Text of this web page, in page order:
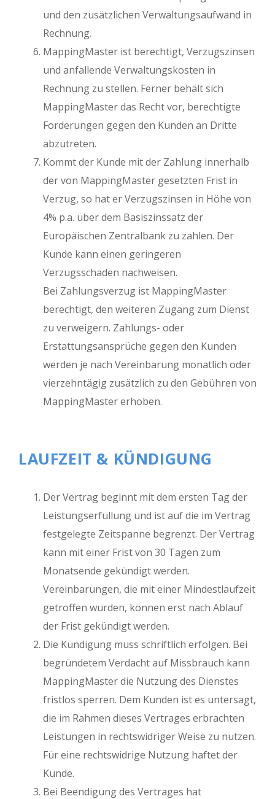
und den zusätzlichen Verwaltungsaufwand in
Rechnung.
MappingMaster ist berechtigt, Verzugszinsen
und anfallende Verwaltungskosten in
Rechnung zu stellen. Ferner behält sich
MappingMaster das Recht vor, berechtigte
Forderungen gegen den Kunden an Dritte
abzutreten.
Kommt der Kunde mit der Zahlung innerhalb
der von MappingMaster gesetzten Frist in
Verzug, so hat er Verzugszinsen in Höhe von
4% p.a. über dem Basiszinssatz der
Europäischen Zentralbank zu zahlen. Der
Kunde kann einen geringeren
Verzugsschaden nachweisen.
Bei Zahlungsverzug ist MappingMaster
berechtigt, den weiteren Zugang zum Dienst
zu verweigern. Zahlungs- oder
Erstattungsansprüche gegen den Kunden
werden je nach Vereinbarung monatlich oder
vierzehntägig zusätzlich zu den Gebühren von
MappingMaster erhoben.
LAUFZEIT & KÜNDIGUNG
Der Vertrag beginnt mit dem ersten Tag der
Leistungserfüllung und ist auf die im Vertrag
festgelegte Zeitspanne begrenzt. Der Vertrag
kann mit einer Frist von 30 Tagen zum
Monatsende gekündigt werden.
Vereinbarungen, die mit einer Mindestlaufzeit
getroffen wurden, können erst nach Ablauf
der Frist gekündigt werden.
Die Kündigung muss schriftlich erfolgen. Bei
begründetem Verdacht auf Missbrauch kann
MappingMaster die Nutzung des Dienstes
fristlos sperren. Dem Kunden ist es untersagt,
die im Rahmen dieses Vertrages erbrachten
Leistungen in rechtswidriger Weise zu nutzen.
Für eine rechtswidrige Nutzung haftet der
Kunde.
Bei Beendigung des Vertrages hat